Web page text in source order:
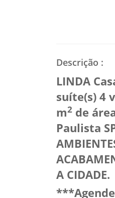
Descrição :
LINDA
suíte(s) 4
m2 de
Paulista
A CIDADE.